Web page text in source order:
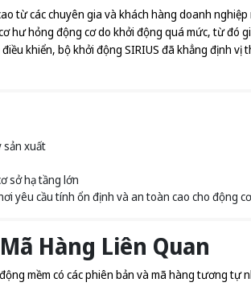
từ các chuyên gia và khách hàng doanh
hư hỏng động cơ do khởi động quá mức, từ đó
khiển, bộ khởi động SIRIUS đã khẳng định
sản xuất
sở hạ tầng lớn
yêu cầu tính ổn định và an toàn cao cho động
Hàng Liên Quan
mềm có các phiên bản và mã hàng tương tự